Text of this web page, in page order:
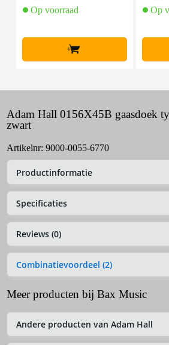
Op voorraad
+
Op
Adam Hall 0156X45B gaasdoek
zwart
Artikelnr: 9000-0055-6770
Productinformatie
Specificaties
Reviews (0)
Combinatievoordeel (2)
Meer producten bij Bax Music
Andere producten van Adam Hall